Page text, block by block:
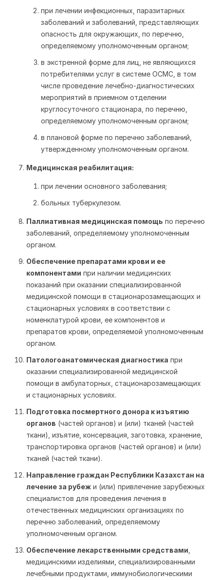
при лечении инфекционных, паразитарных
заболеваний и заболеваний, представляющих
опасность для окружающих, по перечню,
определяемому уполномоченным органом;
в экстренной форме для лиц, не являющихся
потребителями услуг в системе ОСМС, в том
числе проведение лечебно-диагностических
мероприятий в приемном отделении
круглосуточного стационара, по перечню,
определяемому уполномоченным органом;
в плановой форме по перечню заболеваний,
утвержденному уполномоченным органом.
Медицинская реабилитация:
при лечении основного заболевания;
больных туберкулезом.
Паллиативная медицинская помощь по перечню
заболеваний, определяемому уполномоченным
органом.
Обеспечение препаратами крови и ее
компонентами при наличии медицинских
показаний при оказании специализированной
медицинской помощи в стационарозамещающих и
стационарных условиях в соответствии с
номенклатурой крови, ее компонентов и
препаратов крови, определяемой уполномоченным
органом.
Патологоанатомическая диагностика при
оказании специализированной медицинской
помощи в амбулаторных, стационарозамещающих
и стационарных условиях.
Подготовка посмертного донора к изъятию
органов (частей органов) и (или) тканей (частей
ткани), изъятие, консервация, заготовка, хранение,
транспортировка органов (частей органов) и (или)
тканей (частей ткани).
Направление граждан Республики Казахстан на
лечение за рубеж и (или) привлечение зарубежных
специалистов для проведения лечения в
отечественных медицинских организациях по
перечню заболеваний, определяемому
уполномоченным органом.
Обеспечение лекарственными средствами
медицинскими изделиями, специализированными
лечебными продуктами, иммунобиологическими